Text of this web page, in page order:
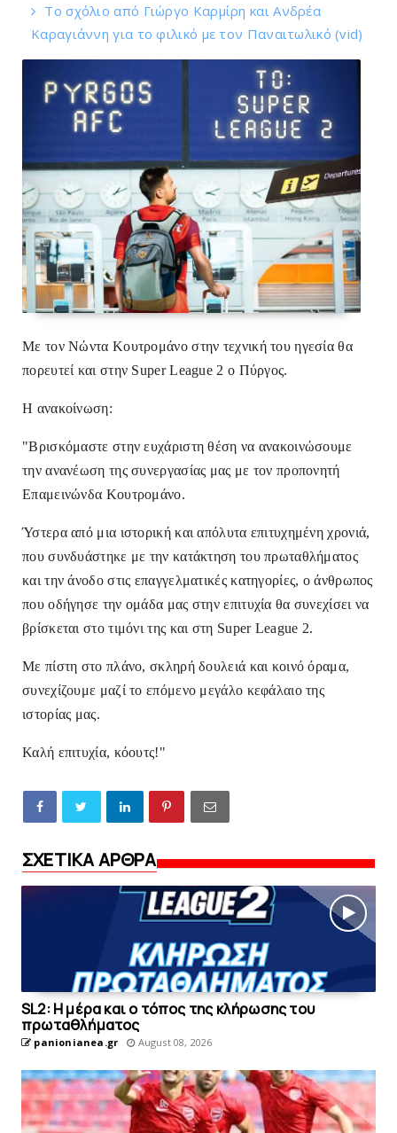
Το σχόλιο από Γιώργο Καρμίρη και Ανδρέα
Καραγιάννη για το φιλικό με τoν Παναιτωλικό (vid)
Mε τον Νώντα Κουτρομάνο στην τεχνική του ηγεσία θα
πορευτεί και στην Super League 2 ο Πύργος.
Η ανακοίνωση:
"Βρισκόμαστε στην ευχάριστη θέση να ανακοινώσουμε
την ανανέωση της συνεργασίας μας με τον προπονητή
Επαμεινώνδα Κουτρομάνο.
Ύστερα από μια ιστορική και απόλυτα επιτυχημένη χρονιά,
που συνδυάστηκε με την κατάκτηση του πρωταθλήματος
και την άνοδο στις επαγγελματικές κατηγορίες, ο άνθρωπος
που οδήγησε την ομάδα μας στην επιτυχία θα συνεχίσει να
βρίσκεται στο τιμόνι της και στη Super League 2.
Με πίστη στο πλάνο, σκληρή δουλειά και κοινό όραμα,
συνεχίζουμε μαζί το επόμενο μεγάλο κεφάλαιο της
ιστορίας μας.
Καλή επιτυχία, κόουτς!"
ΣΧΕΤΙΚΑ ΑΡΘΡΑ
SL2: Η μέρα και ο τόπος της κλήρωσης του
πρωταθλήματος
panionianea.gr August 08, 2026